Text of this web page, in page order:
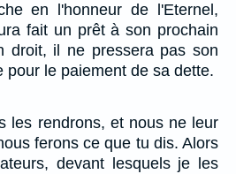
en l'honneur de l'Eternel,
fait un prêt à son prochain
droit, il ne pressera pas son
pour le paiement de sa dette.
les rendrons, et nous ne leur
ferons ce que tu dis. Alors
devant lesquels je les